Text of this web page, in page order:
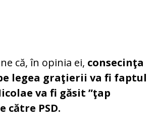
că, în opinia ei, consecinţa
legea graţierii va fi faptul
va fi găsit ”ţap
către PSD.